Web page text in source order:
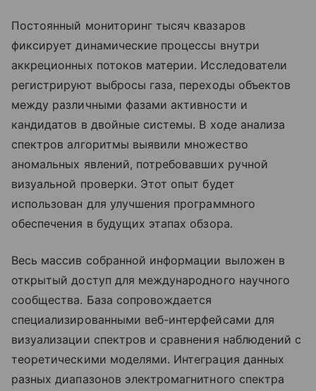
Постоянный мониторинг тысяч квазаров
фиксирует динамические процессы внутри
аккреционных потоков материи. Исследователи
регистрируют выбросы газа, переходы объектов
между различными фазами активности и
кандидатов в двойные системы. В ходе анализа
спектров алгоритмы выявили множество
аномальных явлений, потребовавших ручной
визуальной проверки. Этот опыт будет
использован для улучшения программного
обеспечения в будущих этапах обзора.
Весь массив собранной информации выложен в
открытый доступ для международного научного
сообщества. База сопровождается
специализированными веб-интерфейсами для
визуализации спектров и сравнения наблюдений с
теоретическими моделями. Интеграция данных
разных диапазонов электромагнитного спектра